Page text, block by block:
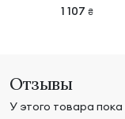
1 107 ₴
Отзывы
У этого товара